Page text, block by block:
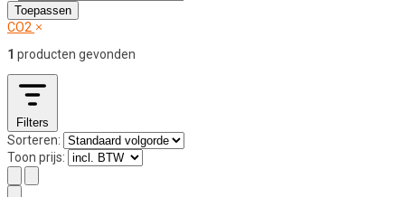
Toepassen
CO2
1 producten gevonden
Filters
Sorteren:
Toon prijs: